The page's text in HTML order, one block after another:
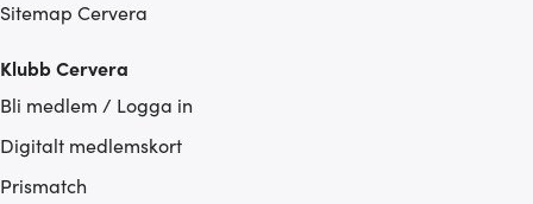
Sitemap Cervera
Klubb Cervera
Bli medlem / Logga in
Digitalt medlemskort
Prismatch